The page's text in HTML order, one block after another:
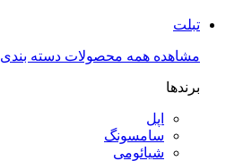
تبلت
مشاهده همه محصولات دسته بندی
برندها
اپل
سامسونگ
شیائومی